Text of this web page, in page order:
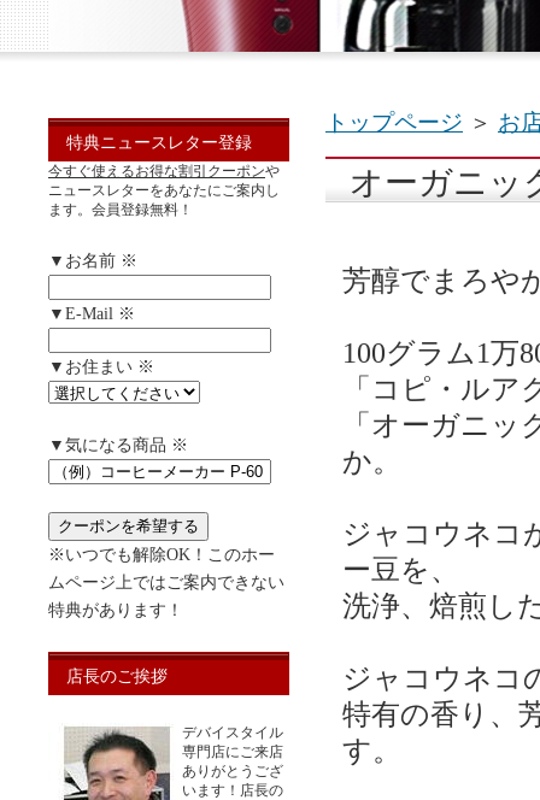
トップページ ＞ お
オーガニッ
芳醇でまろや
100グラム1万
「コピ・ルア
「オーガニ
か。
ジャコウネコ
ー豆を、
洗浄、焙煎し
ジャコウネコ
特有の香り、
す。
特典ニュースレター登録
今すぐ使えるお得な割引クーポンや
ニュースレターをあなたにご案内し
ます。会員登録無料！
▼お名前 ※
▼E-Mail ※
▼お住まい ※
▼気になる商品 ※
※いつでも解除OK！このホー
ムページ上ではご案内できない
特典があります！
店長のご挨拶
デバイスタイル
専門店にご来店
ありがとうござ
います！店長の